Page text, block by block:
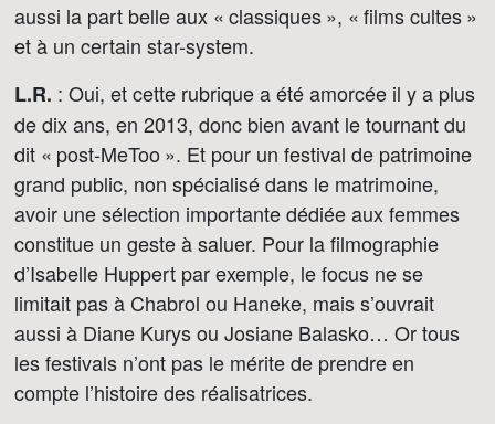
aussi la part belle aux « classiques », « films cultes »
et à un certain star-system.
L.R. : Oui, et cette rubrique a été amorcée il y a plus
de dix ans, en 2013, donc bien avant le tournant du
dit « post-MeToo ». Et pour un festival de patrimoine
grand public, non spécialisé dans le matrimoine,
avoir une sélection importante dédiée aux femmes
constitue un geste à saluer. Pour la filmographie
d’Isabelle Huppert par exemple, le focus ne se
limitait pas à Chabrol ou Haneke, mais s’ouvrait
aussi à Diane Kurys ou Josiane Balasko… Or tous
les festivals n’ont pas le mérite de prendre en
compte l’histoire des réalisatrices.